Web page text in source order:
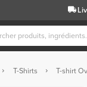
T-Shirts T-shirt